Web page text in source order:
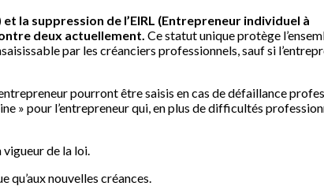
la suppression de l’EIRL (Entrepreneur individuel à
deux actuellement. Ce statut unique protège
par les créanciers professionnels, sauf si
pourront être saisis en cas de défaillance
» pour l’entrepreneur qui, en plus de difficultés
de la loi.
nouvelles créances.